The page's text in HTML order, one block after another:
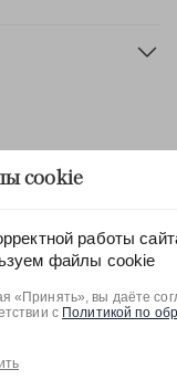
cookie
работы
файлы cookie
«Принять», вы даёте
с Политикой по